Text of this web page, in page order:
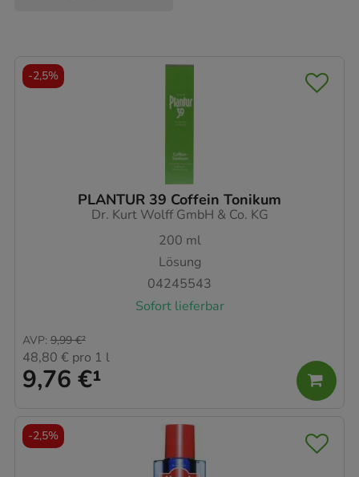
PLANTUR 39 Coffein Tonikum
Dr. Kurt Wolff GmbH & Co. KG
200 ml
Lösung
04245543
Sofort lieferbar
9,76 €¹
AVP: 9,99 €²
48,80 € pro 1 l
-2,5%
-2,5%